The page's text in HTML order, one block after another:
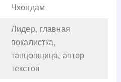
Чхондам
Лидер, главная
вокалистка,
танцовщица, автор
текстов